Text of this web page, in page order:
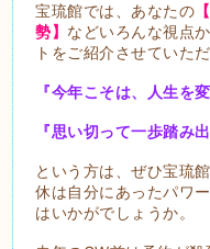
宝琉館では、あなたの
勢】 などいろんな視点
トをご紹介させていた
『今年こそは、人生を
『思い切って一歩踏み
という方は、ぜひ宝琉
休は自分にあったパワ
はいかがでしょうか。